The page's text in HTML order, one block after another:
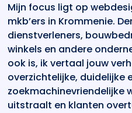
Mijn focus ligt op
mkb’ers in Krommenie.
dienstverleners,
winkels en andere
ook is, ik vertaal jouw
overzichtelijke, duidelijke
zoekmachinevriendelijke
uitstraalt en klanten